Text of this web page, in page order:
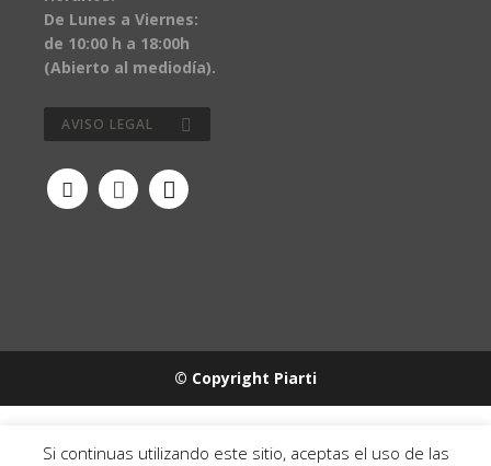
De Lunes a Viernes:
de 10:00 h a 18:00h
(Abierto al mediodía).
AVISO LEGAL
© Copyright Piarti
Si continuas utilizando este sitio, aceptas el uso de las